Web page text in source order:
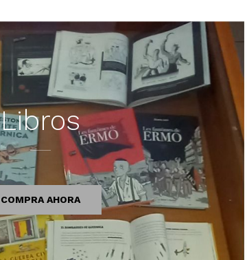
Libros
COMPRA AHORA